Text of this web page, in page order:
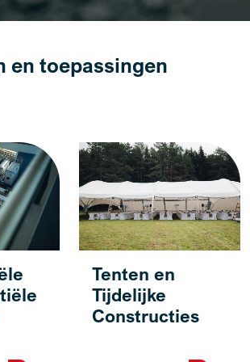
en toepassingen
Tenten en
Tijdelijke
Constructies